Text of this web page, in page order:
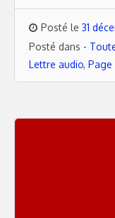
Posté le 31
Posté dans -
Lettre audio, Page